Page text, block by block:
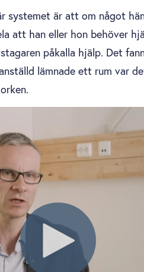
systemet är att om något
att han eller hon behöver
påkalla hjälp. Det
lämnade ett rum var